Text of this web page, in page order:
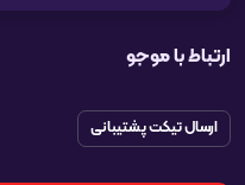
ارتباط با موجو
ارسال تیکت پشتیبانی